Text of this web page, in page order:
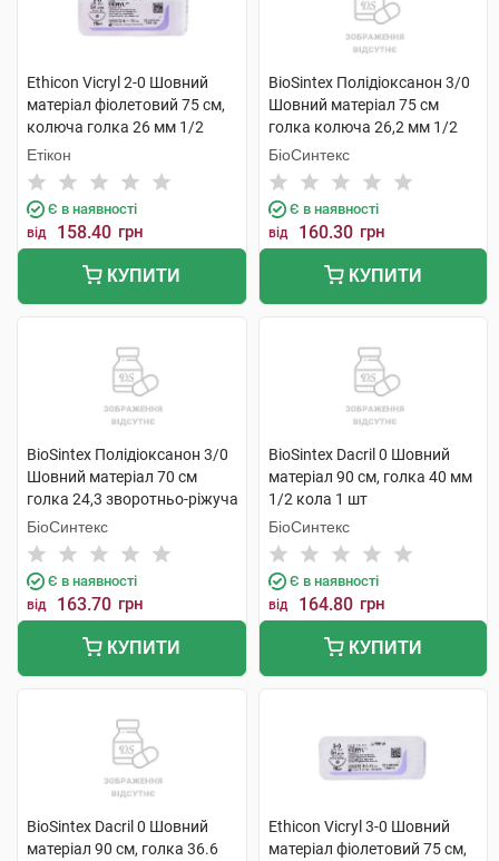
Ethicon Vicryl 2-0 Шовний
матеріал фіолетовий 75 см,
колюча голка 26 мм 1/2
кола W9121 1 шт
Етікон
Є в наявності
від 158.40 грн
КУПИТИ
BioSintex Полідіоксанон 3/0
Шовний матеріал 75 см
голка колюча 26,2 мм 1/2
кола ВХ22 1 шт
БіоСинтекс
Є в наявності
від 160.30 грн
КУПИТИ
BioSintex Полідіоксанон 3/0
Шовний матеріал 70 см
голка 24,3 зворотньо-ріжуча
3/8 кола ВХ21 1 шт
БіоСинтекс
Є в наявності
від 163.70 грн
КУПИТИ
BioSintex Dacril 0 Шовний
матеріал 90 см, голка 40 мм
1/2 кола 1 шт
БіоСинтекс
Є в наявності
від 164.80 грн
КУПИТИ
BioSintex Dacril 0 Шовний
матеріал 90 см, голка 36.6
Ethicon Vicryl 3-0 Шовний
матеріал фіолетовий 75 см,